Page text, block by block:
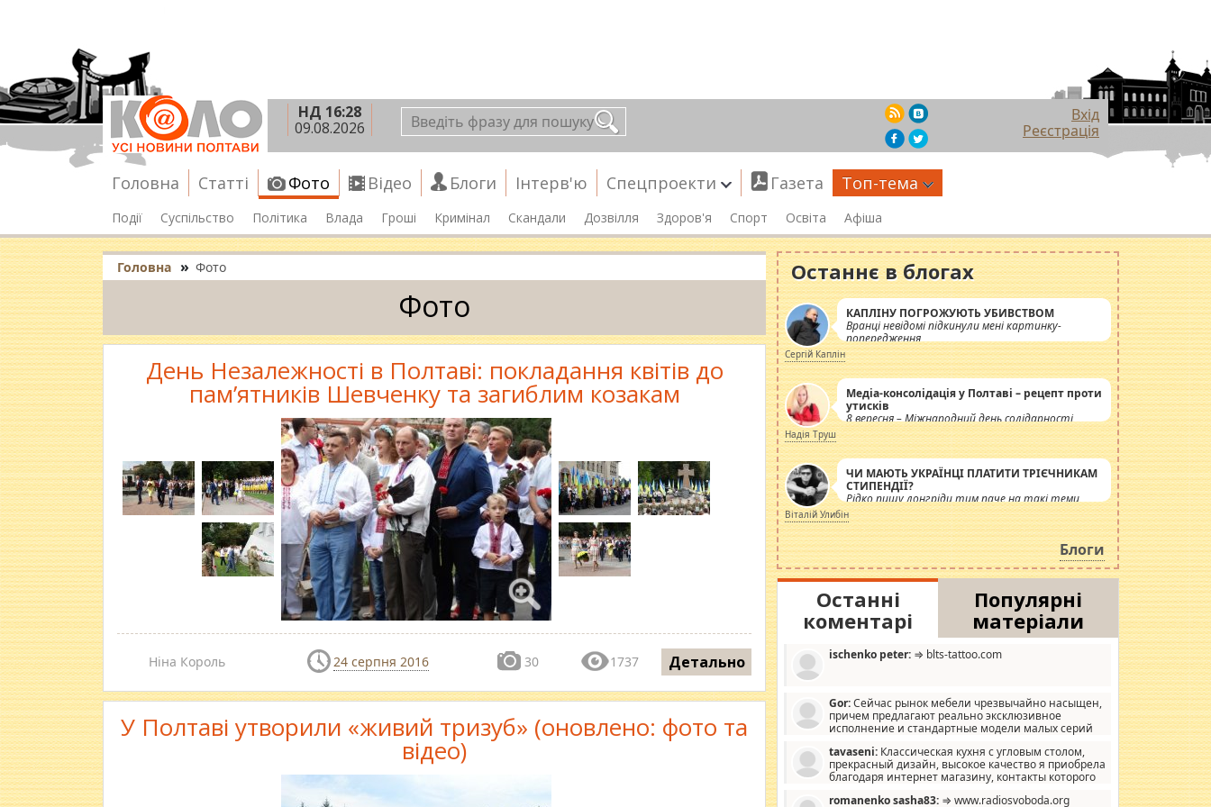
НД 16:28
09.08.2026
Вхід
Реєстрація
Головна Статті Фото Відео Блоги Інтерв'ю Спецпроекти Газета Топ-тема
Події Суспільство Політика Влада Гроші Кримінал Скандали Дозвілля Здоров'я Спорт Освіта Афіша
Головна » Фото
Фото
День Незалежності в Полтаві: покладання квітів до
пам’ятників Шевченку та загиблим козакам
Ніна Король 24 серпня 2016 30 1737 Детально
У Полтаві утворили «живий тризуб» (оновлено: фото та
відео)
Останнє в блогах
КАПЛІНУ ПОГРОЖУЮТЬ УБИВСТВОМ
Вранці невідомі підкинули мені картинку-
попередження
Сергій Каплін
Медіа-консолідація у Полтаві – рецепт проти
утисків
8 вересня – Міжнародний день солідарності
журналістів.
Надія Труш
ЧИ МАЮТЬ УКРАЇНЦІ ПЛАТИТИ ТРІЄЧНИКАМ
СТИПЕНДІЇ?
Рідко пишу лонгріди тим паче на такі теми,
але вже просто дістало! Обурюють сьогоднішні
інсенуації навколо стипендіального питання.
Штучно роздувається ще одна соціальна
катастрофа.
Віталій Улибін
Блоги
Останні
коментарі
Популярні
матеріали
ischenko peter: ⇒ blts-tattoo.com
Gor:Сейчас рынок мебели чрезвычайно насыщен,
причем предлагают реально эксклюзивное
исполнение и стандартные модели малых серий
дизайну, мало походит на стандартные формы, в MebelOk,
креативненько и что главное - со вкусом все в порядке,
без ненужных наворотов удорожающих мебель, а это не
tavaseni: Классическая кухня с угловым столом,
прекрасный дизайн, высокое качество я приобрела
благодаря интернет магазину, контакты которого
romanenko sasha83: ⇒ www.radiosvoboda.org